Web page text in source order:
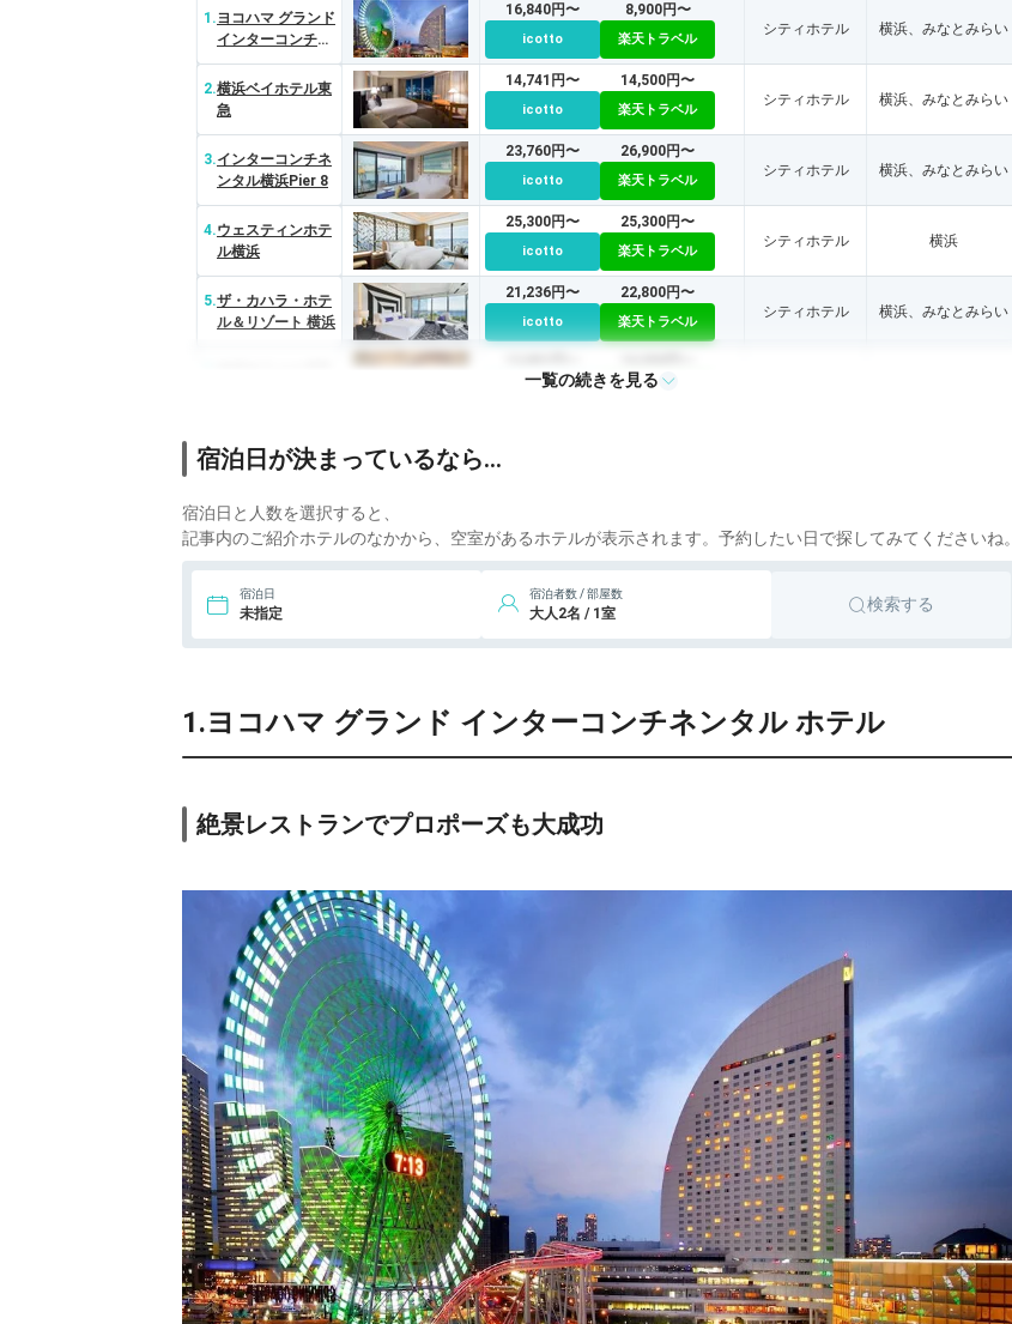
1.ヨコハマ グランド
インターコンチネ
ンタル ホテル
16,840円〜
icotto
8,900円〜
楽天トラベル
シティホテル 横浜、みなとみらい
2.横浜ベイホテル東
急
14,741円〜
icotto
14,500円〜
楽天トラベル
シティホテル 横浜、みなとみらい
3.インターコンチネ
ンタル横浜Pier 8
23,760円〜
icotto
26,900円〜
楽天トラベル
シティホテル 横浜、みなとみらい
4.ウェスティンホテ
ル横浜
25,300円〜
icotto
25,300円〜
楽天トラベル
シティホテル 横浜
5.ザ・カハラ・ホテ
ル＆リゾート 横浜
21,236円〜
icotto
22,800円〜
楽天トラベル
シティホテル 横浜、みなとみらい
icotto 楽天トラベル
7.
ニューオータニイ
ン横浜プレミアム
8. ハイアット リージ
ェンシー 横浜
icotto 楽天トラベル
9.ローズホテル横浜
9,333円〜
icotto
9,500円〜
楽天トラベル
20,416円〜 20,400円〜
11.横浜桜木町ワシ
6,054円〜 6,200円〜
ビジネスホテル
icotto
一覧の続きを見る
宿泊日が決まっているなら…
宿泊日と人数を選択すると、
記事内のご紹介ホテルのなかから、空室があるホテルが表示されます。予約したい日で探してみてくださいね。
宿泊日
未指定
宿泊者数 / 部屋数
大人2名 / 1室 検索する
1.ヨコハマ グランド インターコンチネンタル ホテル
絶景レストランでプロポーズも大成功